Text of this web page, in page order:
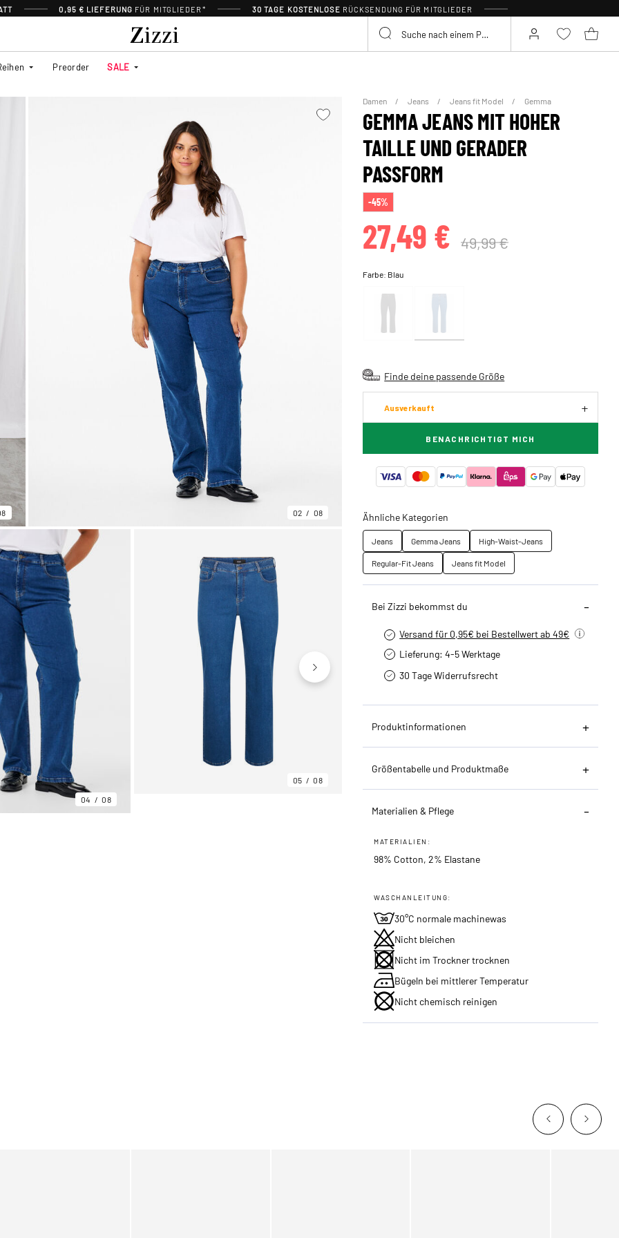
0,95 € LIEFERUNG FÜR MITGLIEDER* 30 TAGE KOSTENLOSE RÜCKSENDUNG FÜR MITGLIEDER
Preorder SALE
02 08
04 08
05 08
Damen Jeans Jeans fit Model Gemma
GEMMA JEANS MIT HOHER
TAILLE UND GERADER
PASSFORM
-45%
27,49 € 49,99 €
Farbe: Blau
Finde deine passende Größe
Ausverkauft
BENACHRICHTIGT MICH
Ähnliche Kategorien
Jeans Gemma Jeans
High-Waist-Jeans
Regular-Fit Jeans
Jeans fit Model
Bei Zizzi bekommst du
Versand für 0,95€ bei Bestellwert ab 49€
Lieferung: 4-5 Werktage
30 Tage Widerrufsrecht
Produktinformationen
Größentabelle und Produktmaße
Materialien & Pflege
MATERIALIEN:
98% Cotton, 2% Elastane
WASCHANLEITUNG:
30°C normale machinewas
Nicht bleichen
Nicht im Trockner trocknen
Bügeln bei mittlerer Temperatur
Nicht chemisch reinigen